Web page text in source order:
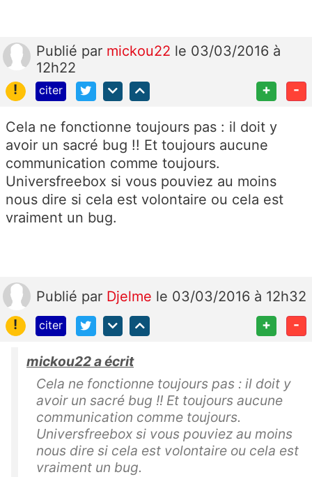
Publié par mickou22 le 03/03/2016 à
12h22
!
citer + -
Cela ne fonctionne toujours pas : il doit y
avoir un sacré bug !! Et toujours aucune
communication comme toujours.
Universfreebox si vous pouviez au moins
nous dire si cela est volontaire ou cela est
vraiment un bug.
Publié par Djelme le 03/03/2016 à 12h32
!
citer + -
mickou22 a écrit
Cela ne fonctionne toujours pas : il doit y
avoir un sacré bug !! Et toujours aucune
communication comme toujours.
Universfreebox si vous pouviez au moins
nous dire si cela est volontaire ou cela est
vraiment un bug.